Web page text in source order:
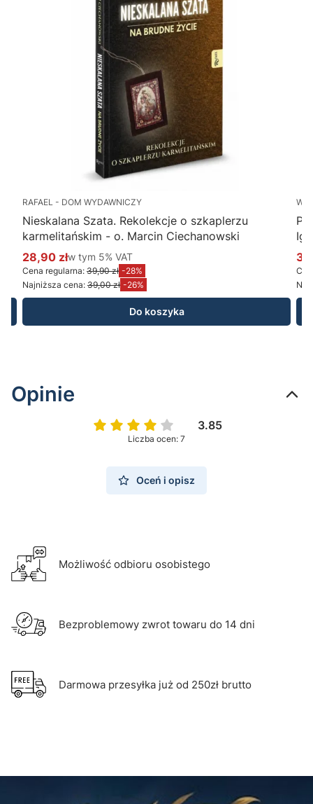
RAFAEL - DOM WYDAWNICZY
Nieskalana Szata. Rekolekcje o szkaplerzu
karmelitańskim - o. Marcin Ciechanowski
Cena promocyjna brutto
28,90 złw tym %s VAT
w tym 5% VAT
Cena regularna: 39,90 zł -28%
Najniższa cena: 39,00 zł -26%
Do koszyka
Opinie
3.85
Liczba ocen: 7
Oceń i opisz
Możliwość odbioru osobistego
Bezproblemowy zwrot towaru do 14 dni
Darmowa przesyłka już od 250zł brutto